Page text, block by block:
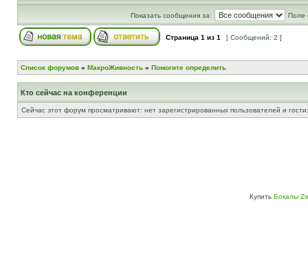
Показать сообщения за: Поле
Страница 1 из 1 [ Сообщений: 2 ]
Список форумов » МакроЖивность » Помогите определить
Кто сейчас на конференции
Сейчас этот форум просматривают: нет зарегистрированных пользователей и
Купить Бокалы